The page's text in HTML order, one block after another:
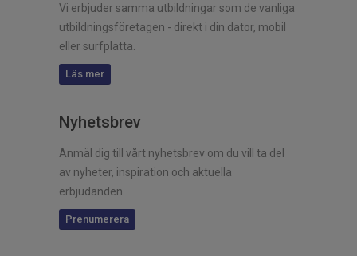
Vi erbjuder samma utbildningar som de vanliga
utbildningsföretagen - direkt i din dator, mobil
eller surfplatta.
Läs mer
Nyhetsbrev
Anmäl dig till vårt nyhetsbrev om du vill ta del
av nyheter, inspiration och aktuella
erbjudanden.
Prenumerera